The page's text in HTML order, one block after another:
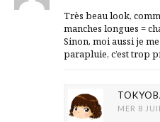
Très beau look,
manches longues =
Sinon, moi aussi je
parapluie, c’est trop
MER 8